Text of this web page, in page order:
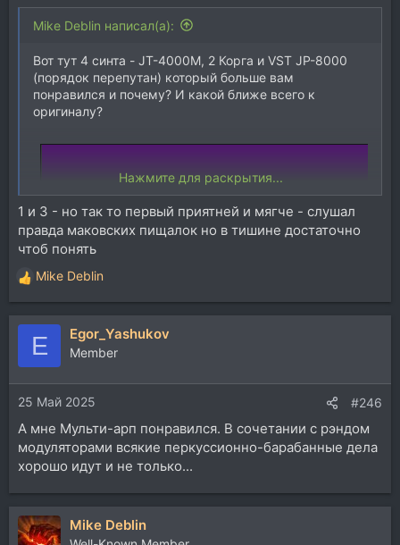
Mike Deblin написал(а):
Вот тут 4 синта - JT-4000M, 2 Корга и VST JP-8000
(порядок перепутан) который больше вам
понравился и почему? И какой ближе всего к
оригиналу?
Посмотреть вложение 264405
Нажмите для раскрытия...
1 и 3 - но так то первый приятней и мягче - слушал
правда маковских пищалок но в тишине достаточно
чтоб понять
Р
е
а
и
и
:
Mike Deblin
E Egor_Yashukov
Member
25 Май 2025 #246
А мне Мульти-арп понравился. В сочетании с рэндом
модуляторами всякие перкуссионно-барабанные дела
хорошо идут и не только...
Mike Deblin